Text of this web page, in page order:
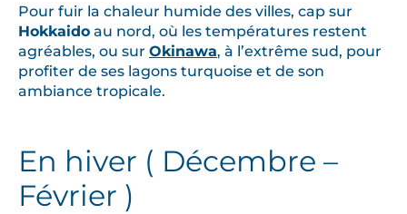
Pour fuir la chaleur humide des villes, cap sur
Hokkaido au nord, où les températures restent
agréables, ou sur Okinawa, à l’extrême sud, pour
profiter de ses lagons turquoise et de son
ambiance tropicale.
En hiver ( Décembre –
Février )